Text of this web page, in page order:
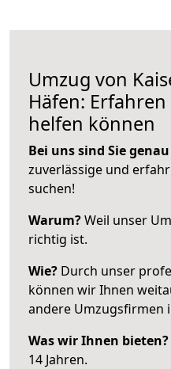
Umzug von
Häfen:
helfen können
Bei uns sind Sie
zuverlässige und
suchen!
Warum?Weil unser
richtig ist.
Wie? Durch unser
können wir Ihnen
andere Umzugsfirmen
Was wir Ihnen bieten?
14 Jahren.